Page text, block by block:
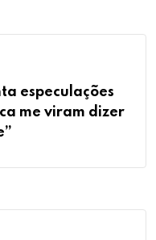
especulações
me viram dizer